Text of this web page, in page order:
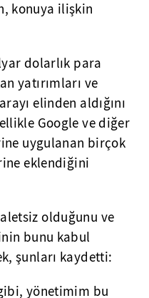
konuya ilişkin
dolarlık para
yatırımları ve
elinden aldığını
Google ve diğer
uygulanan birçok
eklendiğini
olduğunu ve
bunu kabul
şunları kaydetti:
yönetimim bu